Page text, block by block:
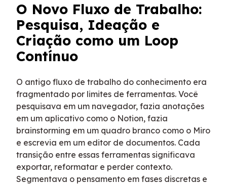
O Novo Fluxo de Trabalho:
Pesquisa, Ideação e
Criação como um Loop
Contínuo
O antigo fluxo de trabalho do conhecimento era
fragmentado por limites de ferramentas. Você
pesquisava em um navegador, fazia anotações
em um aplicativo como o Notion, fazia
brainstorming em um quadro branco como o Miro
e escrevia em um editor de documentos. Cada
transição entre essas ferramentas significava
exportar, reformatar e perder contexto.
Segmentava o pensamento em fases discretas e